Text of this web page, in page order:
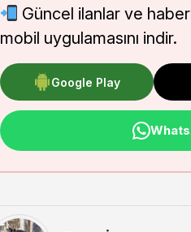
Güncel ilanlar ve
mobil uygulamasını indir.
Google Play